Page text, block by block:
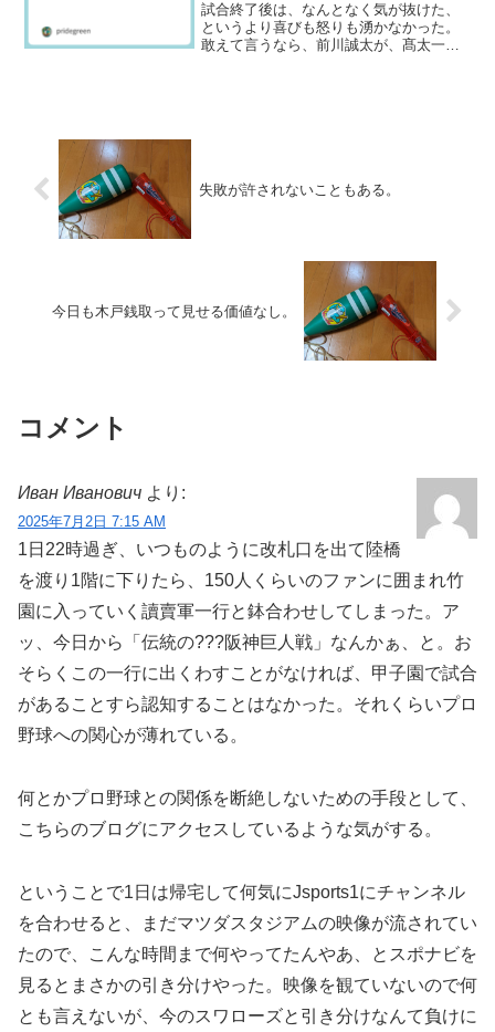
試合終了後は、なんとなく気が抜けた、
というより喜びも怒りも湧かなかった。
敢えて言うなら、前川誠太が、髙太一が
失敗が許されないこともある。
今日も木戸銭取って見せる価値なし。
コメント
Иван Иванович より:
2025年7月2日 7:15 AM
1日22時過ぎ、いつものように改札口を出て陸橋
を渡り1階に下りたら、150人くらいのファンに囲まれ竹
園に入っていく讀賣軍一行と鉢合わせしてしまった。ア
ッ、今日から「伝統の???阪神巨人戦」なんかぁ、と。お
そらくこの一行に出くわすことがなければ、甲子園で試合
があることすら認知することはなかった。それくらいプロ
野球への関心が薄れている。
何とかプロ野球との関係を断絶しないための手段として、
こちらのブログにアクセスしているような気がする。
ということで1日は帰宅して何気にJsports1にチャンネル
を合わせると、まだマツダスタジアムの映像が流されてい
たので、こんな時間まで何やってたんやあ、とスポナビを
見るとまさかの引き分けやった。映像を観ていないので何
とも言えないが、今のスワローズと引き分けなんて負けに